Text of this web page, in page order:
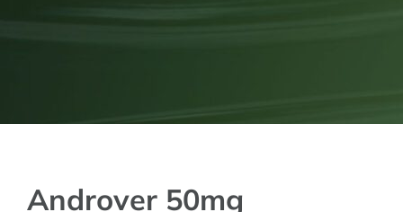
Androver 50mg